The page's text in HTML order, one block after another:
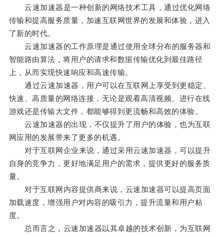
云速加速器是一种创新的网络技术工具，通过优化网络
传输和提高服务质量，加速互联网世界的发展和体验，进入
了新的时代。
云速加速器的工作原理是通过使用全球分布的服务器和
智能路由算法，将用户的请求和数据传输优化到最佳路径
上，从而实现快速响应和高速传输。
通过云速加速器，用户可以在互联网上享受到更稳定、
快速、高质量的网络连接，无论是观看高清视频、进行在线
游戏还是传输大文件，都能够得到更流畅和高效的体验。
云速加速器的出现，不仅提升了用户的体验，也为互联
网应用的发展带来了更多的机遇。
对于互联网企业来说，通过采用云速加速器，可以提升
自身的竞争力，更好地满足用户的需求，提供更好的服务质
量。
对于互联网内容提供商来说，云速加速器可以提高页面
加载速度，增强用户对内容的吸引力，提升流量和用户粘
度。
总而言之，云速加速器以其卓越的技术创新，为互联网